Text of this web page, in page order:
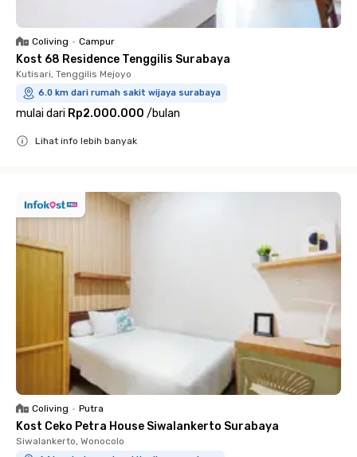
Coliving • Campur
Kost 68 Residence Tenggilis Surabaya
Kutisari, Tenggilis Mejoyo
6.0 km dari rumah sakit wijaya surabaya
mulai dari Rp2.000.000 /bulan
Lihat info lebih banyak
Coliving • Putra
Kost Ceko Petra House Siwalankerto Surabaya
Siwalankerto, Wonocolo